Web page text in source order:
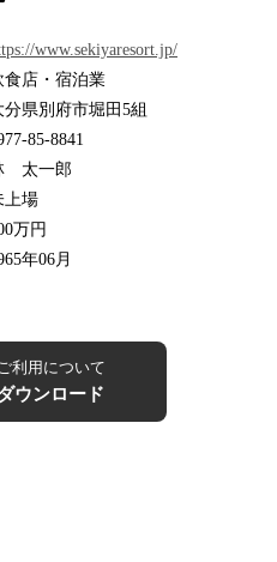
www.sekiyaresort.jp/
食店・宿泊業
分県別府市堀田5組
85-8841
太一郎
上場
万円
年06月
利用について
ウンロード